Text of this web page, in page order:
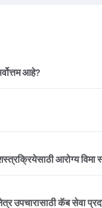
आहे?
रुग्णांवर करणे सुरक्षित आहे. 6
स्थिती वाढते आणि
या स्थितीवर यशस्वीरित्या
परत येऊ शकतो.
दराचा अंदाज लावणे फार
होते. यामुळे, मेंदू पुन्हा
आरोग्य विमा
मध्ये स्क्विंट नेत्र
उपचारासाठी कॅब सेवा